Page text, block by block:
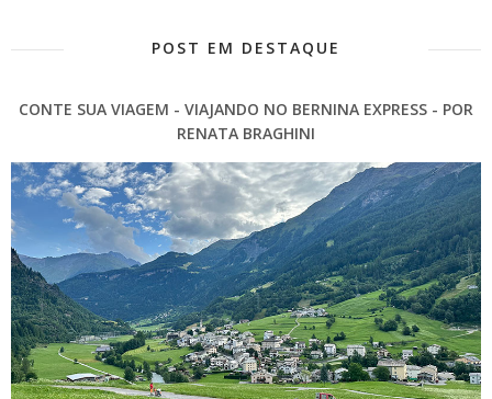
POST EM DESTAQUE
CONTE SUA VIAGEM - VIAJANDO NO BERNINA EXPRESS - POR
RENATA BRAGHINI